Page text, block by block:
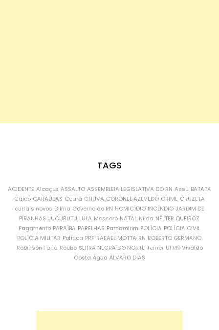
TAGS
ACIDENTE Alcaçuz ASSALTO ASSEMBLEIA LEGISLATIVA DO RN Assu BATATA
Caicó CARAÚBAS Ceará CHUVA CORONEL AZEVEDO CRIME CRUZETA
currais novos Dilma Governo do RN HOMICÍDIO INCÊNDIO JARDIM DE
PIRANHAS JUCURUTU LULA Mossoró NATAL Nilda NÉLTER QUEIROZ
Pagamento PARAÍBA PARELHAS Parnamirim POLÍCIA POLÍCIA CIVIL
POLÍCIA MILITAR Política PRF RAFAEL MOTTA RN ROBERTO GERMANO
Robinson Faria Roubo SERRA NEGRA DO NORTE Temer UFRN Vivaldo
Costa Água ÁLVARO DIAS